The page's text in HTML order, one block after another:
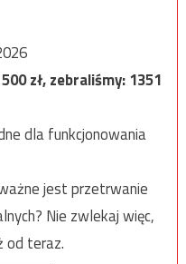
zł, zebraliśmy:1351
dla funkcjonowania
jest przetrwanie
Nie zwlekaj więc,
od teraz.